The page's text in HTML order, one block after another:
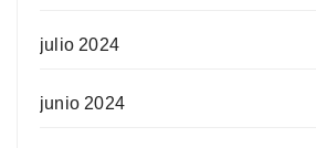
julio 2024
junio 2024